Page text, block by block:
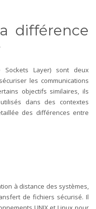
différence
Sockets Layer) sont deux
les communications
objectifs similaires, ils
dans des contextes
des différences entre
à distance des systèmes,
de fichiers sécurisé. Il